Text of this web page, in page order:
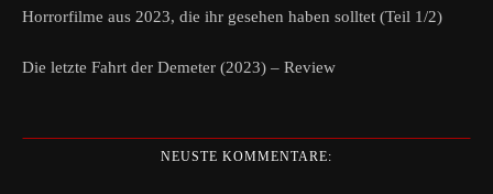
Horrorfilme aus 2023, die ihr gesehen haben solltet (Teil 1/2)
Die letzte Fahrt der Demeter (2023) – Review
NEUSTE KOMMENTARE: